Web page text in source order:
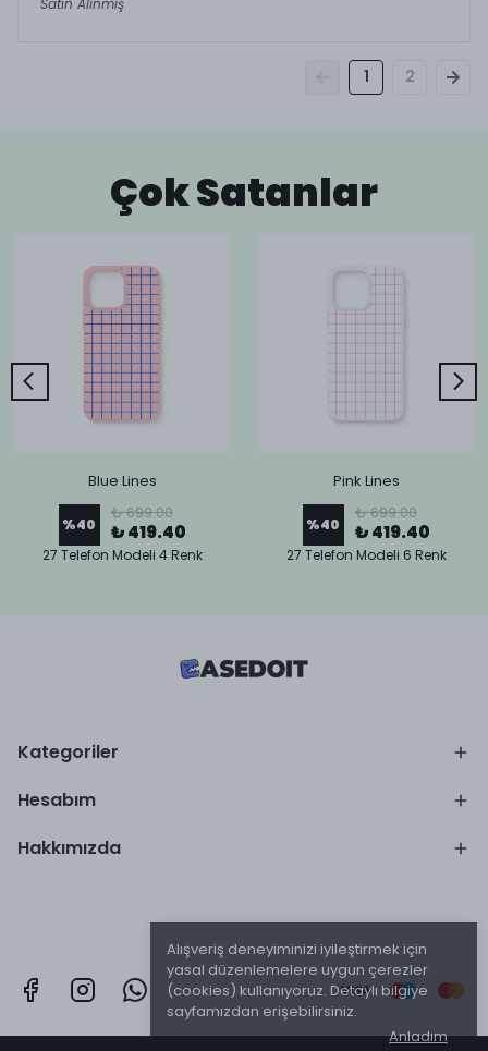
Alışveriş deneyiminizi iyileştirmek için
yasal düzenlemelere uygun çerezler
(cookies) kullanıyoruz. Detaylı bilgiye
sayfamızdan erişebilirsiniz.
Anladım
1 2
Çok Satanlar
Blue Lines
%40
₺ 699.00
₺ 419.40
27 Telefon Modeli 4 Renk
Pink Lines
%40
₺ 699.00
₺ 419.40
27 Telefon Modeli 6 Renk
Kategoriler
Hesabım
Hakkımızda